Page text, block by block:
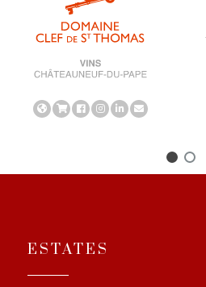
ESTATES